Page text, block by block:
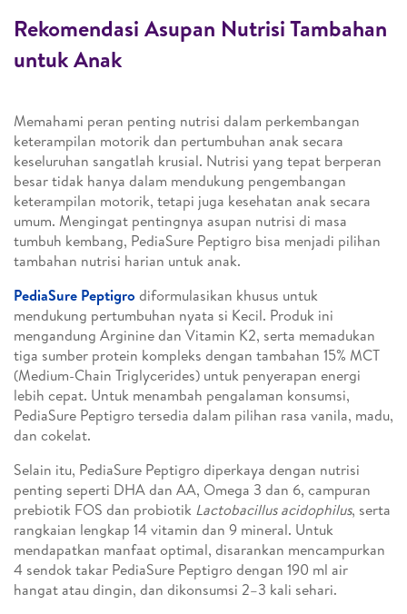
Rekomendasi Asupan Nutrisi Tambahan
untuk Anak
Memahami peran penting nutrisi dalam perkembangan
keterampilan motorik dan pertumbuhan anak secara
keseluruhan sangatlah krusial. Nutrisi yang tepat berperan
besar tidak hanya dalam mendukung pengembangan
keterampilan motorik, tetapi juga kesehatan anak secara
umum. Mengingat pentingnya asupan nutrisi di masa
tumbuh kembang, PediaSure Peptigro bisa menjadi pilihan
tambahan nutrisi harian untuk anak.
PediaSure Peptigro diformulasikan khusus untuk
mendukung pertumbuhan nyata si Kecil. Produk ini
mengandung Arginine dan Vitamin K2, serta memadukan
tiga sumber protein kompleks dengan tambahan 15% MCT
(Medium-Chain Triglycerides) untuk penyerapan energi
lebih cepat. Untuk menambah pengalaman konsumsi,
PediaSure Peptigro tersedia dalam pilihan rasa vanila, madu,
dan cokelat.
Selain itu, PediaSure Peptigro diperkaya dengan nutrisi
penting seperti DHA dan AA, Omega 3 dan 6, campuran
prebiotik FOS dan probiotik Lactobacillus acidophilus, serta
rangkaian lengkap 14 vitamin dan 9 mineral. Untuk
mendapatkan manfaat optimal, disarankan mencampurkan
4 sendok takar PediaSure Peptigro dengan 190 ml air
hangat atau dingin, dan dikonsumsi 2–3 kali sehari.